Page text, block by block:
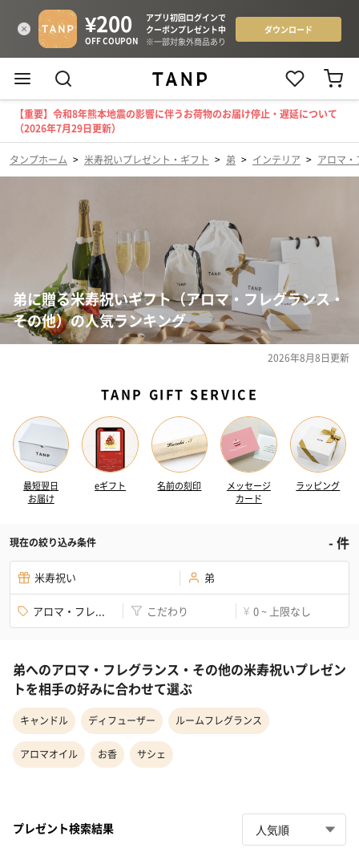
【重要】令和8年熊本地震の影響に伴うお荷物のお届け停止・遅延について
（2026年7月29日更新）
タンプホーム > 米寿祝いプレゼント・ギフト > 弟 > インテリア > アロマ
弟に贈る米寿祝いギフト（アロマ・フレグランス・
その他）の人気ランキング
2026年8月8日更新
TANP GIFT SERVICE
最短翌日
お届け
eギフト 名前の刻印
メッセージ
カード
ラッピング
現在の絞り込み条件 -件
米寿祝い 弟
アロマ・フレ... こだわり ¥ 0 ~ 上限なし
弟へのアロマ・フレグランス・その他の米寿祝いプレゼン
トを相手の好みに合わせて選ぶ
キャンドル ディフューザー ルームフレグランス
アロマオイル お香 サシェ
プレゼント検索結果